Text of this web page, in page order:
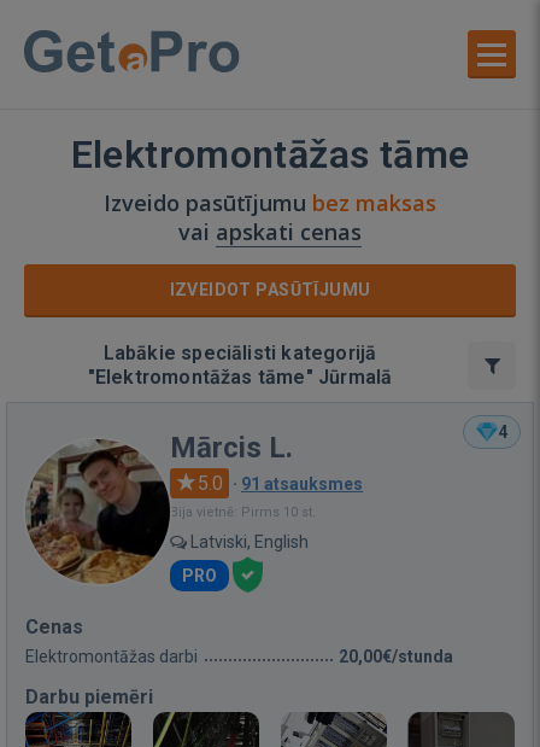
Elektromontāžas tāme
Izveido pasūtījumu bez maksas
vai apskati cenas
IZVEIDOT PASŪTĪJUMU
Labākie speciālisti kategorijā
"Elektromontāžas tāme" Jūrmalā
4
Mārcis L.
5.0 · 91 atsauksmes
Bija vietnē: Pirms 10 st.
Latviski, English
PRO
Cenas
Elektromontāžas darbi 20,00€/stunda
Darbu piemēri